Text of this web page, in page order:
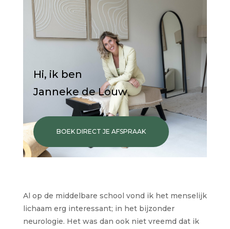
Hi, ik ben
Janneke de Louw
BOEK DIRECT JE AFSPRAAK
Al op de middelbare school vond ik het menselijk
lichaam erg interessant; in het bijzonder
neurologie. Het was dan ook niet vreemd dat ik